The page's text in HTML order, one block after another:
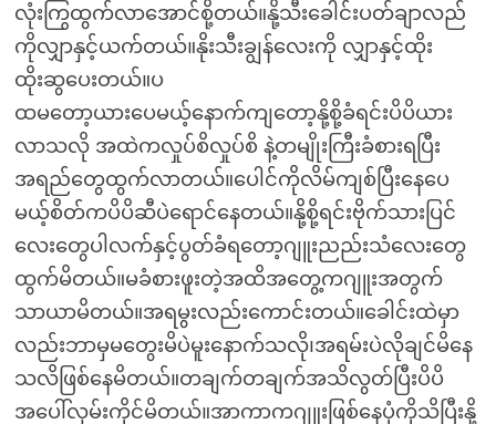
လုံးကြွထွက်လာအောင်စို့တယ်။နို့သီးခေါင်းပတ်ချာလည်
ကိုလျှာနှင့်ယက်တယ်။နိုးသီးချွန်လေးကို လျှာနှင့်ထိုး
ထိုးဆွပေးတယ်။ပ
ထမတော့ယားပေမယ့်နောက်ကျတော့နို့စို့ခံရင်းပိပိယား
လာသလို အထဲကလှုပ်စိလှုပ်စိ နဲ့တမျိုးကြီးခံစားရပြီး
အရည်တွေထွက်လာတယ်။ပေါင်ကိုလိမ်ကျစ်ပြီးနေပေ
မယ့်စိတ်ကပိပိဆီပဲရောင်နေတယ်။နို့စို့ရင်းဗိုက်သားပြင်
လေးတွေပါလက်နှင့်ပွတ်ခံရတော့ဂျူးညည်းသံလေးတွေ
ထွက်မိတယ်။မခံစားဖူးတဲ့အထိအတွေ့ကဂျူးအတွက်
သာယာမိတယ်။အရမွးလည်းကောင်းတယ်။ခေါင်းထဲမှာ
လည်းဘာမှမတွေးမိပဲမူးနောက်သလို၊အရမ်းပဲလိုချင်မိနေ
သလိဖြစ်နေမိတယ်။တချက်တချက်အသိလွတ်ပြီးပိပိ
အပေါ်လှမ်းကိုင်မိတယ်။အာကာကဂျူးဖြစ်နေပုံကိုသိပြီးနို့